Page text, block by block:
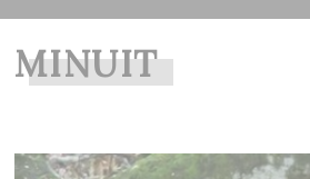
MINUIT